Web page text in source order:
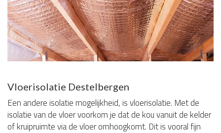
Vloerisolatie Destelbergen
Een andere isolatie mogelijkheid, is vloerisolatie. Met de
isolatie van de vloer voorkom je dat de kou vanuit de kelder
of kruipruimte via de vloer omhoogkomt. Dit is vooral fijn